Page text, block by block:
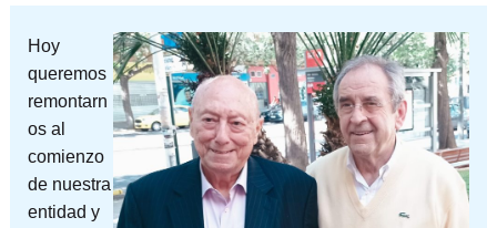
Hoy
queremos
remontarn
os al
comienzo
de nuestra
entidad y